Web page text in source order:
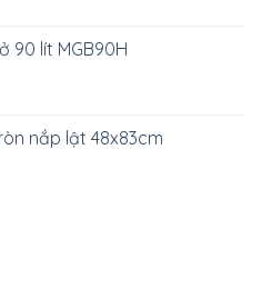
90 lít MGB90H
nắp lật 48x83cm